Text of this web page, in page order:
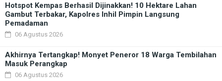
Hotspot Kempas Berhasil Dijinakkan! 10 Hektare Lahan
Gambut Terbakar, Kapolres Inhil Pimpin Langsung
Pemadaman
06 Agustus 2026
Akhirnya Tertangkap! Monyet Peneror 18 Warga Tembilahan
Masuk Perangkap
06 Agustus 2026